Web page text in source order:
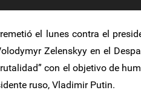
el lunes contra el
Zelenskyy en el
con el objetivo de
ruso, Vladimir Putin.